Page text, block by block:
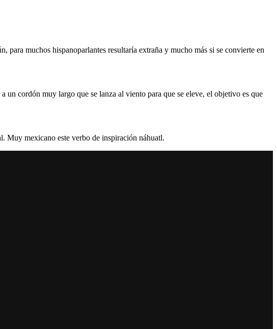
para muchos hispanoparlantes resultaría extraña y mucho más si se convierte en
un cordón muy largo que se lanza al viento para que se eleve, el objetivo es que
Muy mexicano este verbo de inspiración náhuatl.